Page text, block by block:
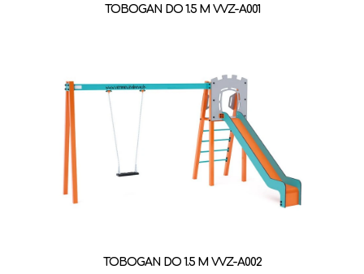
TOBOGAN DO 1.5 M VVZ-A001
TOBOGAN DO 1.5 M VVZ-A002